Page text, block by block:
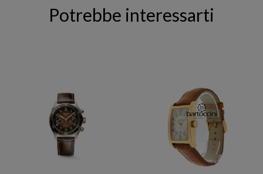
Potrebbe interessarti